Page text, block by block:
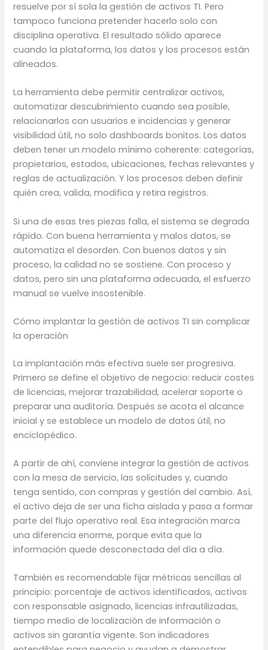
resuelve por sí sola la gestión de activos TI. Pero
tampoco funciona pretender hacerlo solo con
disciplina operativa. El resultado sólido aparece
cuando la plataforma, los datos y los procesos están
alineados.
La herramienta debe permitir centralizar activos,
automatizar descubrimiento cuando sea posible,
relacionarlos con usuarios e incidencias y generar
visibilidad útil, no solo dashboards bonitos. Los datos
deben tener un modelo mínimo coherente: categorías,
propietarios, estados, ubicaciones, fechas relevantes y
reglas de actualización. Y los procesos deben definir
quién crea, valida, modifica y retira registros.
Si una de esas tres piezas falla, el sistema se degrada
rápido. Con buena herramienta y malos datos, se
automatiza el desorden. Con buenos datos y sin
proceso, la calidad no se sostiene. Con proceso y
datos, pero sin una plataforma adecuada, el esfuerzo
manual se vuelve insostenible.
Cómo implantar la gestión de activos TI sin complicar
la operación
La implantación más efectiva suele ser progresiva.
Primero se define el objetivo de negocio: reducir costes
de licencias, mejorar trazabilidad, acelerar soporte o
preparar una auditoría. Después se acota el alcance
inicial y se establece un modelo de datos útil, no
enciclopédico.
A partir de ahí, conviene integrar la gestión de activos
con la mesa de servicio, las solicitudes y, cuando
tenga sentido, con compras y gestión del cambio. Así,
el activo deja de ser una ficha aislada y pasa a formar
parte del flujo operativo real. Esa integración marca
una diferencia enorme, porque evita que la
información quede desconectada del día a día.
También es recomendable fijar métricas sencillas al
principio: porcentaje de activos identificados, activos
con responsable asignado, licencias infrautilizadas,
tiempo medio de localización de información o
activos sin garantía vigente. Son indicadores